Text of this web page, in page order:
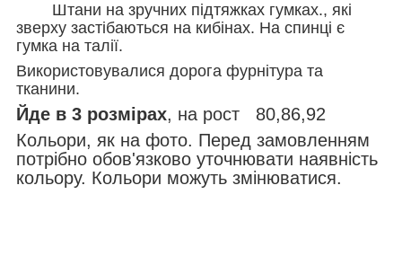
Штани на зручних підтяжках гумках., які
зверху застібаються на кибінах. На спинці є
гумка на талії.
Використовувалися дорога фурнітура та
тканини.
Йде в 3 розмірах, на рост 80,86,92
Кольори, як на фото. Перед замовленням
потрібно обов'язково уточнювати наявність
кольору. Кольори можуть змінюватися.